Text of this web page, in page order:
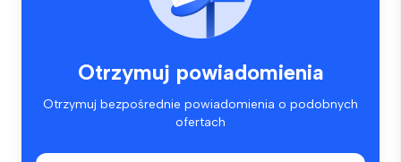
Otrzymuj powiadomienia
Otrzymuj bezpośrednie powiadomienia o podobnych
ofertach